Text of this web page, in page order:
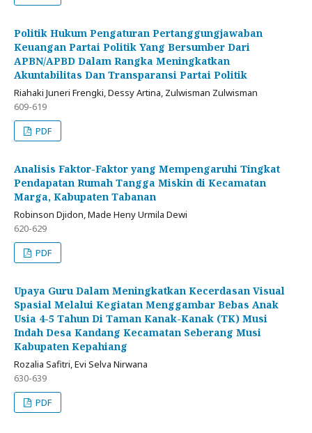
Politik Hukum Pengaturan Pertanggungjawaban
Keuangan Partai Politik Yang Bersumber Dari
APBN/APBD Dalam Rangka Meningkatkan
Akuntabilitas Dan Transparansi Partai Politik
Riahaki Juneri Frengki, Dessy Artina, Zulwisman Zulwisman
609-619
PDF
Analisis Faktor-Faktor yang Mempengaruhi Tingkat
Pendapatan Rumah Tangga Miskin di Kecamatan
Marga, Kabupaten Tabanan
Robinson Djidon, Made Heny Urmila Dewi
620-629
PDF
Upaya Guru Dalam Meningkatkan Kecerdasan Visual
Spasial Melalui Kegiatan Menggambar Bebas Anak
Usia 4-5 Tahun Di Taman Kanak-Kanak (TK) Musi
Indah Desa Kandang Kecamatan Seberang Musi
Kabupaten Kepahiang
Rozalia Safitri, Evi Selva Nirwana
630-639
PDF